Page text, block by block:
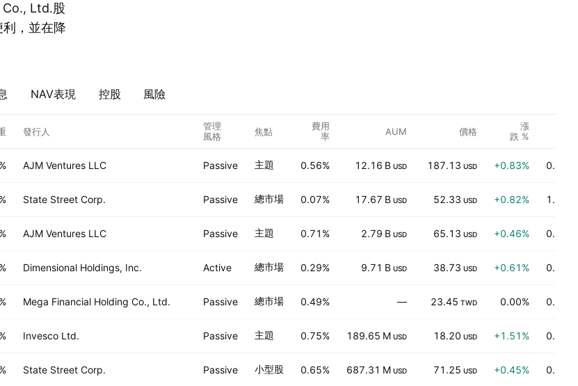
Co., Ltd.股
，並在降
NAV表現 控股 風險
發行人
管理
風格
焦點
費用
率
AUM 價格
漲
跌 %
AJM Ventures LLC Passive 主題 0.56% 12.16 B USD 187.13 USD +0.83% 0.70
State Street Corp. Passive 總市場 0.07% 17.67 B USD 52.33 USD +0.82% 1.22
AJM Ventures LLC Passive 主題 0.71% 2.79 B USD 65.13 USD +0.46% 0.33
Dimensional Holdings, Inc. Active 總市場 0.29% 9.71 B USD 38.73 USD +0.61% 0.20
Mega Financial Holding Co., Ltd. Passive 總市場 0.49% — 23.45 TWD 0.00% 0.79
Invesco Ltd. Passive 主題 0.75% 189.65 M USD 18.20 USD +1.51% 0.17
State Street Corp. Passive 小型股 0.65% 687.31 M USD 71.25 USD +0.45% 0.28